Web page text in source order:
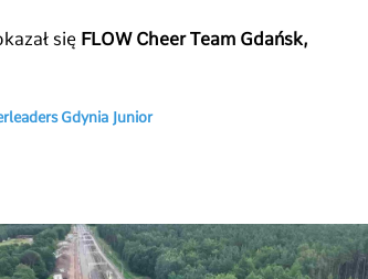
się FLOW Cheer Team Gdańsk,
Gdynia Junior